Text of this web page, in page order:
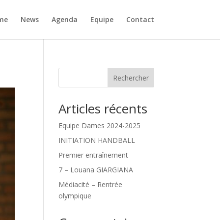
News Agenda Equipe Contact
Rechercher
Articles récents
Equipe Dames 2024-2025
INITIATION HANDBALL
Premier entraînement
7 – Louana GIARGIANA
Médiacité – Rentrée
olympique